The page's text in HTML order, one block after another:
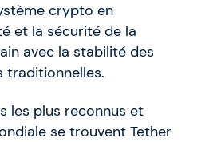
crypto en
et la sécurité de la
avec la stabilité des
traditionnelles.
les plus reconnus et
se trouvent Tether